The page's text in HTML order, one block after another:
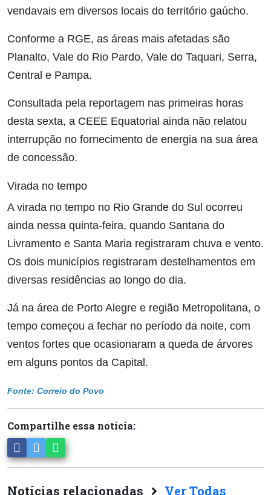
vendavais em diversos locais do território gaúcho.
Conforme a RGE, as áreas mais afetadas são
Planalto, Vale do Rio Pardo, Vale do Taquari, Serra,
Central e Pampa.
Consultada pela reportagem nas primeiras horas
desta sexta, a CEEE Equatorial ainda não relatou
interrupção no fornecimento de energia na sua área
de concessão.
Virada no tempo
A virada no tempo no Rio Grande do Sul ocorreu
ainda nessa quinta-feira, quando Santana do
Livramento e Santa Maria registraram chuva e vento.
Os dois municípios registraram destelhamentos em
diversas residências ao longo do dia.
Já na área de Porto Alegre e região Metropolitana, o
tempo começou a fechar no período da noite, com
ventos fortes que ocasionaram a queda de árvores
em alguns pontos da Capital.
Fonte: Correio do Povo
Compartilhe essa notícia:
Notícias relacionadas Ver Todas